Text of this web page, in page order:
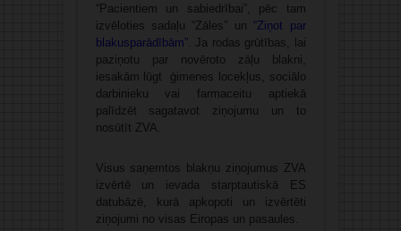
“Pacientiem un sabiedrībai”, pēc tam
izvēloties sadaļu “Zāles” un “Ziņot par
blakusparādībām”. Ja rodas grūtības, lai
paziņotu par novēroto zāļu blakni,
iesakām lūgt ģimenes locekļus, sociālo
darbinieku vai farmaceitu aptiekā
palīdzēt sagatavot ziņojumu un to
nosūtīt ZVA.
Visus saņemtos blakņu ziņojumus ZVA
izvērtē un ievada starptautiskā ES
datubāzē, kurā apkopoti un izvērtēti
ziņojumi no visas Eiropas un pasaules.